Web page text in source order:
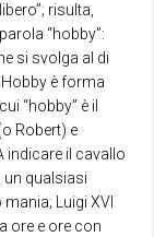
risulta,
“hobby”:
si svolga al di
è forma
“hobby” è il
Robert) e
indicare il cavallo
un qualsiasi
Luigi XVI
ore e ore con